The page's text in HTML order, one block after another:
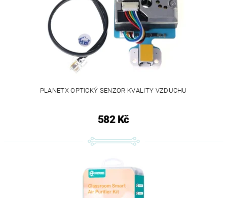
PLANETX OPTICKÝ SENZOR KVALITY VZDUCHU
582 Kč